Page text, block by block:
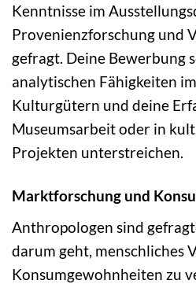
Kenntnisse im
Provenienzforschung und
gefragt. Deine Bewerbung
analytischen Fähigkeiten
Kulturgütern und deine
Museumsarbeit oder in
Projekten unterstreichen.
Marktforschung und
Anthropologen sind
darum geht, menschliches
Konsumgewohnheiten zu